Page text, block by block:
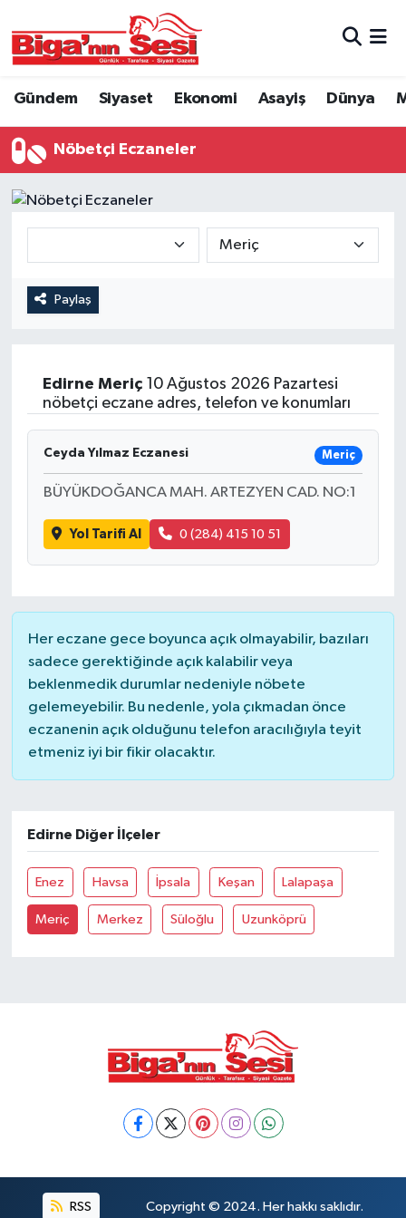
Gündem Siyaset Ekonomi Asayiş Dünya
Nöbetçi Eczaneler
Paylaş
Edirne Meriç10 Ağustos 2026 Pazartesi
nöbetçi eczane adres, telefon ve konumları
Ceyda Yılmaz Eczanesi Meriç
BÜYÜKDOĞANCA MAH. ARTEZYEN CAD. NO:1
Yol Tarifi Al 0 (284) 415 10 51
Her eczane gece boyunca açık olmayabilir, bazıları
sadece gerektiğinde açık kalabilir veya
beklenmedik durumlar nedeniyle nöbete
gelemeyebilir. Bu nedenle, yola çıkmadan önce
eczanenin açık olduğunu telefon aracılığıyla teyit
etmeniz iyi bir fikir olacaktır.
Edirne Diğer İlçeler
Enez Havsa İpsala Keşan Lalapaşa
Meriç Merkez Süloğlu Uzunköprü
RSS Copyright © 2024. Her hakkı saklıdır.
Asayiş
Belde ve Köyler
Belediye
Eğitim
Genel
Hava Durumu
İlan
Otomobil
Politika
Resmî ilanlar
Siyaset
Spor
Çanakkale Hava Durumu
Süper Lig Puan Durumu ve Fikstür
Tüm Manşetler
Haber Arşivi